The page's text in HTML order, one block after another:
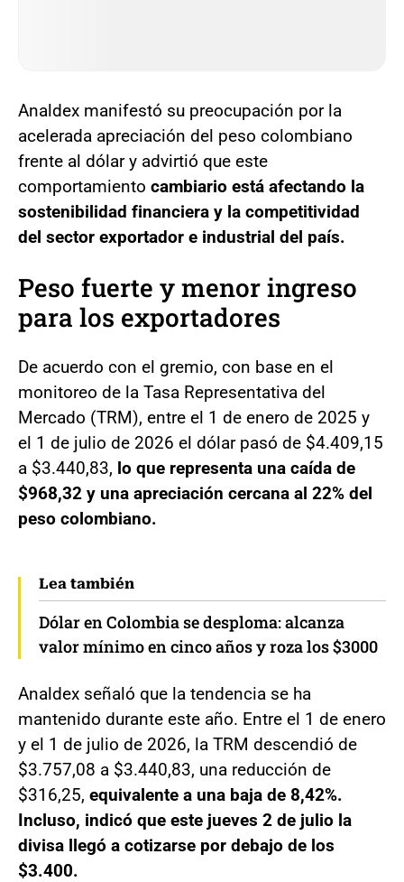
Analdex manifestó su preocupación por la
acelerada apreciación del peso colombiano
frente al dólar y advirtió que este
comportamiento cambiario está afectando la
sostenibilidad financiera y la competitividad
del sector exportador e industrial del país.
Peso fuerte y menor ingreso
para los exportadores
De acuerdo con el gremio, con base en el
monitoreo de la Tasa Representativa del
Mercado (TRM), entre el 1 de enero de 2025 y
el 1 de julio de 2026 el dólar pasó de $4.409,15
a $3.440,83, lo que representa una caída de
$968,32 y una apreciación cercana al 22% del
peso colombiano.
Lea también
Dólar en Colombia se desploma: alcanza
valor mínimo en cinco años y roza los $3000
Analdex señaló que la tendencia se ha
mantenido durante este año. Entre el 1 de enero
y el 1 de julio de 2026, la TRM descendió de
$3.757,08 a $3.440,83, una reducción de
$316,25, equivalente a una baja de 8,42%.
Incluso, indicó que este jueves 2 de julio la
divisa llegó a cotizarse por debajo de los
$3.400.